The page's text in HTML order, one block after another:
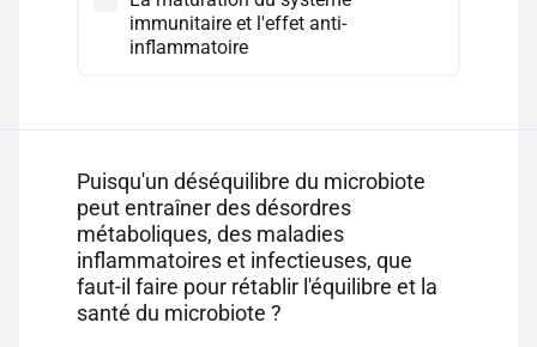
immunitaire et l'effet anti-
inflammatoire
Puisqu'un déséquilibre du microbiote
peut entraîner des désordres
métaboliques, des maladies
inflammatoires et infectieuses, que
faut-il faire pour rétablir l'équilibre et la
santé du microbiote ?